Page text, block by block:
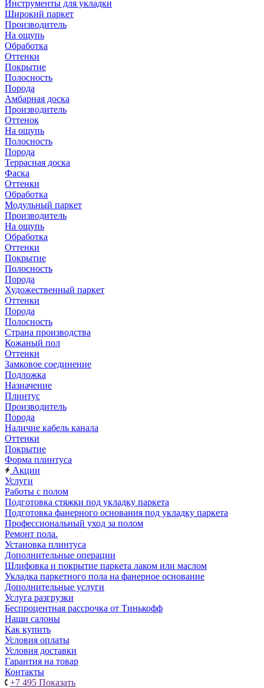
Инструменты для укладки
Широкий паркет
Производитель
На ощупь
Обработка
Оттенки
Покрытие
Полосность
Порода
Амбарная доска
Производитель
Оттенок
На ощупь
Полосность
Порода
Террасная доска
Фаска
Оттенки
Обработка
Модульный паркет
Производитель
На ощупь
Обработка
Оттенки
Покрытие
Полосность
Порода
Художественный паркет
Оттенки
Порода
Полосность
Страна производства
Кожаный пол
Оттенки
Замковое соединение
Подложка
Назначение
Плинтус
Производитель
Порода
Наличие кабель канала
Оттенки
Покрытие
Форма плинтуса
Акции
Услуги
Работы с полом
Подготовка стяжки под укладку паркета
Подготовка фанерного основания под укладку паркета
Профессиональный уход за полом
Ремонт пола.
Установка плинтуса
Дополнительные операции
Шлифовка и покрытие паркета лаком или маслом
Укладка паркетного пола на фанерное основание
Дополнительные услуги
Услуга разгрузки
Беспроцентная рассрочка от Тинькофф
Наши салоны
Как купить
Условия оплаты
Условия доставки
Гарантия на товар
Контакты
+7 495 Показать